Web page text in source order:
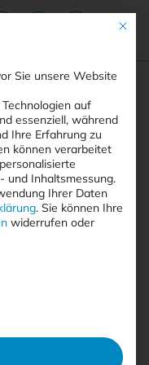
…
Mit
Sie unsere Website
auf
essenziell, während
Ihre Erfahrung zu
können verarbeitet
und Inhaltsmessung.
Ihrer Daten
. Sie können Ihre
widerrufen oder
für die eine